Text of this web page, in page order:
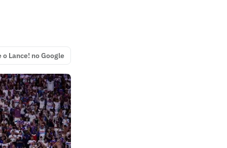
o Lance! no Google